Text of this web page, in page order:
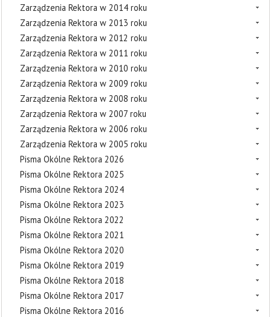
Zarządzenia Rektora w 2014 roku
Zarządzenia Rektora w 2013 roku
Zarządzenia Rektora w 2012 roku
Zarządzenia Rektora w 2011 roku
Zarządzenia Rektora w 2010 roku
Zarządzenia Rektora w 2009 roku
Zarządzenia Rektora w 2008 roku
Zarządzenia Rektora w 2007 roku
Zarządzenia Rektora w 2006 roku
Zarządzenia Rektora w 2005 roku
Pisma Okólne Rektora 2026
Pisma Okólne Rektora 2025
Pisma Okólne Rektora 2024
Pisma Okólne Rektora 2023
Pisma Okólne Rektora 2022
Pisma Okólne Rektora 2021
Pisma Okólne Rektora 2020
Pisma Okólne Rektora 2019
Pisma Okólne Rektora 2018
Pisma Okólne Rektora 2017
Pisma Okólne Rektora 2016